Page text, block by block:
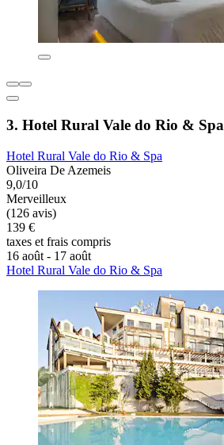
3. Hotel Rural Vale do Rio & Spa
Hotel Rural Vale do Rio & Spa
Oliveira De Azemeis
9,0/10
Merveilleux
(126 avis)
139 €
taxes et frais compris
16 août - 17 août
Hotel Rural Vale do Rio & Spa